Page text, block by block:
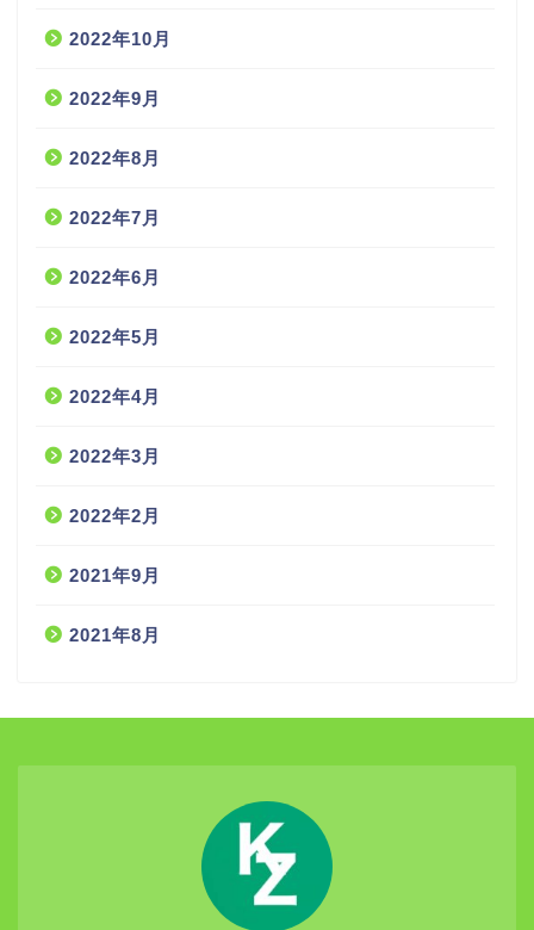
2022年10月
2022年9月
2022年8月
2022年7月
2022年6月
2022年5月
2022年4月
2022年3月
2022年2月
2021年9月
2021年8月